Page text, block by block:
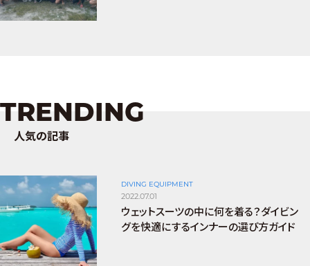
TRENDING
人気の記事
DIVING EQUIPMENT
2022.07.01
ウェットスーツの中に何を着る？ダイビン
グを快適にするインナーの選び方ガイド